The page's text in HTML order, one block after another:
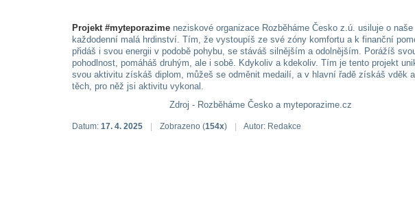
Projekt #myteporazime neziskové organizace Rozběháme Česko z.ú. usiluje o naše
každodenní malá hrdinství. Tím, že vystoupíš ze své zóny komfortu a k finanční
přidáš i svou energii v podobě pohybu, se stáváš silnějším a odolnějším. Porážíš
pohodlnost, pomáháš druhým, ale i sobě. Kdykoliv a kdekoliv. Tím je tento projekt
svou aktivitu získáš diplom, můžeš se odměnit medailí, a v hlavní řadě získáš vděk
těch, pro něž jsi aktivitu vykonal.
Zdroj - Rozběháme Česko a myteporazime.cz
Datum: 17. 4. 2025 Zobrazeno (154x) Autor: Redakce